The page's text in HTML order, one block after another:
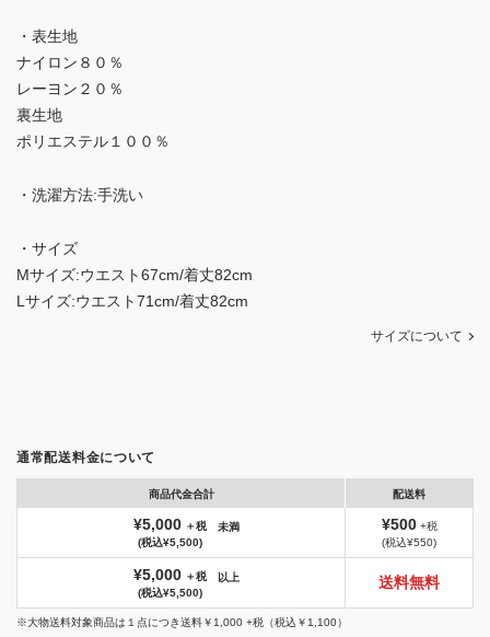
・表生地
ナイロン８０％
レーヨン２０％
裏生地
ポリエステル１００％
・洗濯方法:手洗い
・サイズ
Mサイズ:ウエスト67cm/着丈82cm
Lサイズ:ウエスト71cm/着丈82cm
サイズについて
通常配送料金について
商品代金合計 配送料
¥5,000 ＋税
(税込¥5,500)
未満 ¥500+税
(税込¥550)
¥5,000 ＋税
(税込¥5,500)
以上 送料無料
※大物送料対象商品は１点につき送料￥1,000 +税（税込￥1,100）